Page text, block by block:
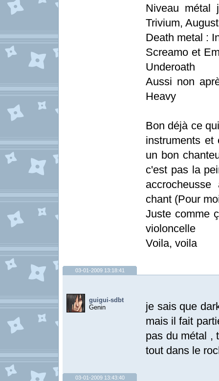
Niveau métal
Trivium,
Death metal :
Screamo et
Underoath
Aussi non
Heavy
Bon déjà ce
instruments et
un bon
c'est pas la
chant (Pour
Juste comme
violoncelle
Voila, voila
03-01-2009 13:18:41
guigui-sdbt
Genin
je sais que
mais il fait
pas du métal ,
tout dans le
03-01-2009 13:43:40